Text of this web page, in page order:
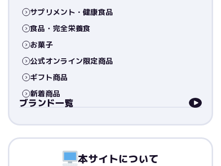
サプリメント・健康食品
食品・完全栄養食
お菓子
公式オンライン限定商品
ギフト商品
新着商品
ブランド一覧
本サイトについて